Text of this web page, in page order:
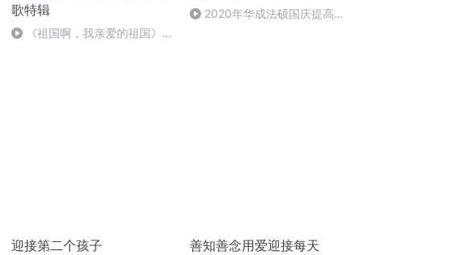
歌特辑
《祖国啊，我亲爱的祖国》温
2020年华成法硕国庆提高班
迎接第二个孩子 善知善念用爱迎接每天